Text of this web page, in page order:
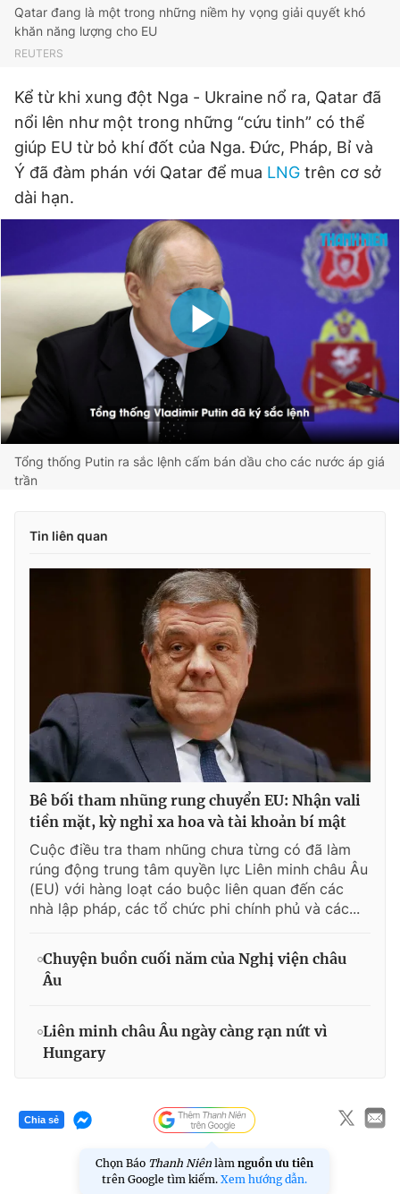
Giấy phép xuất bản số 110/GP - BTTTT cấp ngày 24.3.2020
© 2003-2026 Bản quyền thuộc về Báo Thanh Niên. Cấm sao
chép dưới mọi hình thức nếu không có sự chấp thuận bằng văn
bản. Phát triển bởi ePi Technologies, JSC.
Qatar đang là một trong những niềm hy vọng giải quyết khó
khăn năng lượng cho EU
REUTERS
Kể từ khi xung đột Nga - Ukraine nổ ra, Qatar đã
nổi lên như một trong những “cứu tinh” có thể
giúp EU từ bỏ khí đốt của Nga. Đức, Pháp, Bỉ và
Ý đã đàm phán với Qatar để mua LNG trên cơ sở
dài hạn.
Tổng thống Putin ra sắc lệnh cấm bán dầu cho các nước áp giá
trần
Tin liên quan
Bê bối tham nhũng rung chuyển EU: Nhận vali
tiền mặt, kỳ nghỉ xa hoa và tài khoản bí mật
Cuộc điều tra tham nhũng chưa từng có đã làm
rúng động trung tâm quyền lực Liên minh châu Âu
(EU) với hàng loạt cáo buộc liên quan đến các
nhà lập pháp, các tổ chức phi chính phủ và các...
Chuyện buồn cuối năm của Nghị viện châu
Âu
Liên minh châu Âu ngày càng rạn nứt vì
Hungary
Chia sẻ
Chọn Báo Thanh Niên làm nguồn ưu tiên
trên Google tìm kiếm. Xem hướng dẫn.